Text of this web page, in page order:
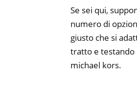
Se sei qui,
numero di
giusto che si
tratto e testando
michael kors.